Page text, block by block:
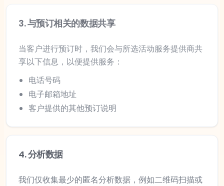
3.与预订相关的数据共享
当客户进行预订时，我们会与所选活动服务提供商共
享以下信息，以便提供服务：
电话号码
电子邮箱地址
客户提供的其他预订说明
4.分析数据
我们仅收集最少的匿名分析数据，例如二维码扫描或